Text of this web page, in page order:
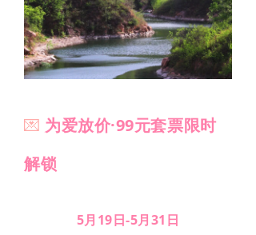
💌 为爱放价·99元套票限时
解锁
5月19日-5月31日